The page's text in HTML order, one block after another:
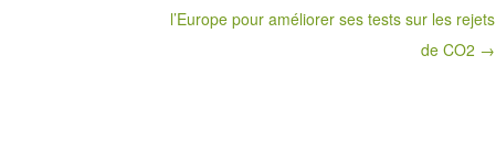
l’Europe pour améliorer ses tests sur les rejets
de CO2 →